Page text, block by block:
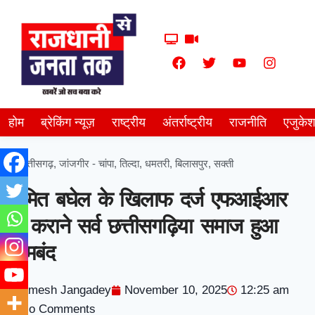
होम ब्रेकिंग न्यूज़ राष्ट्रीय अंतर्राष्ट्रीय राजनीति
छत्तीसगढ़,जांजगीर - चांपा,तिल्दा, धमतरी,बिलासपुर,सक्ती
अमित बघेल के खिलाफ दर्ज एफआईआर
रद्द कराने सर्व छत्तीसगढ़िया समाज हुआ
लामबंद
Amesh Jangadey November 10, 2025
12:25 am
No Comments